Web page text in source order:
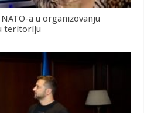
a u organizovanju
teritoriju